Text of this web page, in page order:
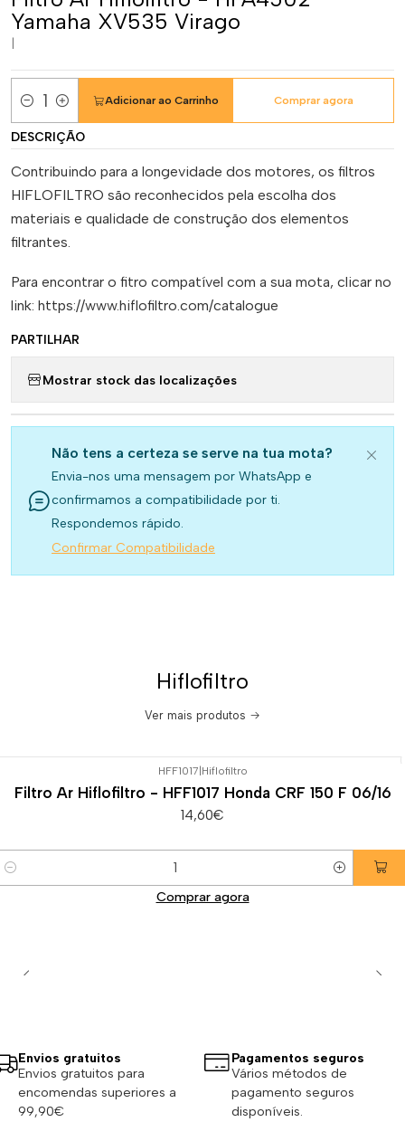
Yamaha XV535 Virago
Quantidade
Adicionar ao Carrinho Comprar agora
DESCRIÇÃO
Contribuindo para a longevidade dos motores, os filtros
HIFLOFILTRO são reconhecidos pela escolha dos
materiais e qualidade de construção dos elementos
filtrantes.
Para encontrar o fitro compatível com a sua mota, clicar no
link: https://www.hiflofiltro.com/catalogue
PARTILHAR
Mostrar stock das localizações
Não tens a certeza se serve na tua mota?
Envia-nos uma mensagem por WhatsApp e
confirmamos a compatibilidade por ti.
Respondemos rápido.
Confirmar Compatibilidade
Hiflofiltro
Ver mais produtos
HFF1017 Hiflofiltro
Filtro Ar Hiflofiltro - HFF1017 Honda CRF 150 F 06/16
14,60€
Comprar agora
Envios gratuitos
Envios gratuitos para
encomendas superiores a
99,90€
Pagamentos seguros
Vários métodos de
pagamento seguros
disponíveis.